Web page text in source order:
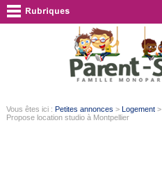
Vous êtes ici : Petites annonces > Logement>
Propose location studio à Montpellier